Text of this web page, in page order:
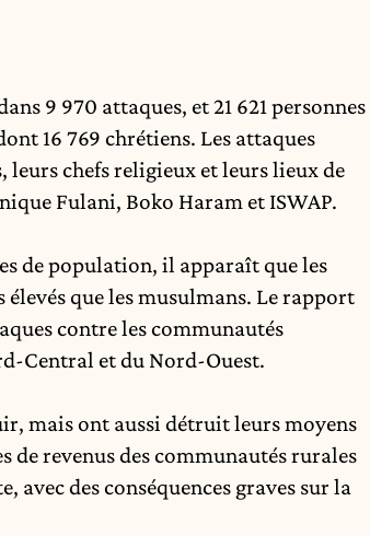
9 970 attaques, et 21 621 personnes
16 769 chrétiens. Les attaques
chefs religieux et leurs lieux de
Fulani, Boko Haram et ISWAP.
de population, il apparaît que les
que les musulmans. Le rapport
contre les communautés
Central et du Nord-Ouest.
mais ont aussi détruit leurs moyens
de revenus des communautés rurales
avec des conséquences graves sur la